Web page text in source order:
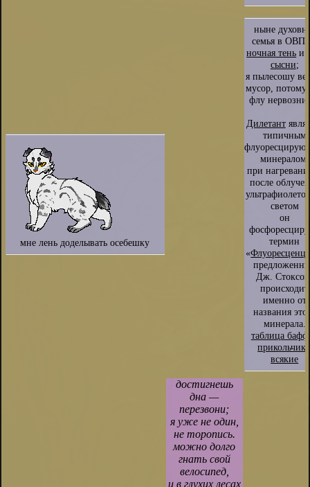
мне лень доделывать осебешку
ныне
семья в
ночная тень и
сысни;
я пылесошу
мусор, потому
флу
Дилетант
типичным
минералом.
при
после
светом
он
термин
«
Дж.
происходит
именно от
названия
минерала.
таблица
всякие
достигнешь
дна —
перезвони;
я уже не один,
не торопись.
можно долго
гнать свой
велосипед,
и в глухих лесах